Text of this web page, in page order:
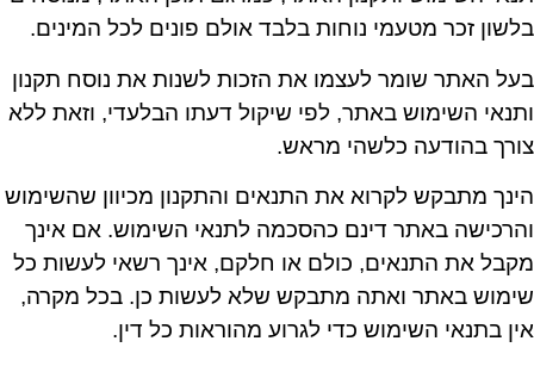
בלשון זכר מטעמי נוחות בלבד אולם פונים לכל המינים.
בעל האתר שומר לעצמו את הזכות לשנות את נוסח תקנון
ותנאי השימוש באתר, לפי שיקול דעתו הבלעדי, וזאת ללא
צורך בהודעה כלשהי מראש.
הינך מתבקש לקרוא את התנאים והתקנון מכיוון שהשימוש
והרכישה באתר דינם כהסכמה לתנאי השימוש. אם אינך
מקבל את התנאים, כולם או חלקם, אינך רשאי לעשות כל
שימוש באתר ואתה מתבקש שלא לעשות כן. בכל מקרה,
אין בתנאי השימוש כדי לגרוע מהוראות כל דין.